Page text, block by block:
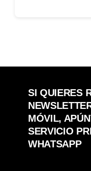
SI QUIERES
MÓVIL,
SERVICIO
WHATSAPP